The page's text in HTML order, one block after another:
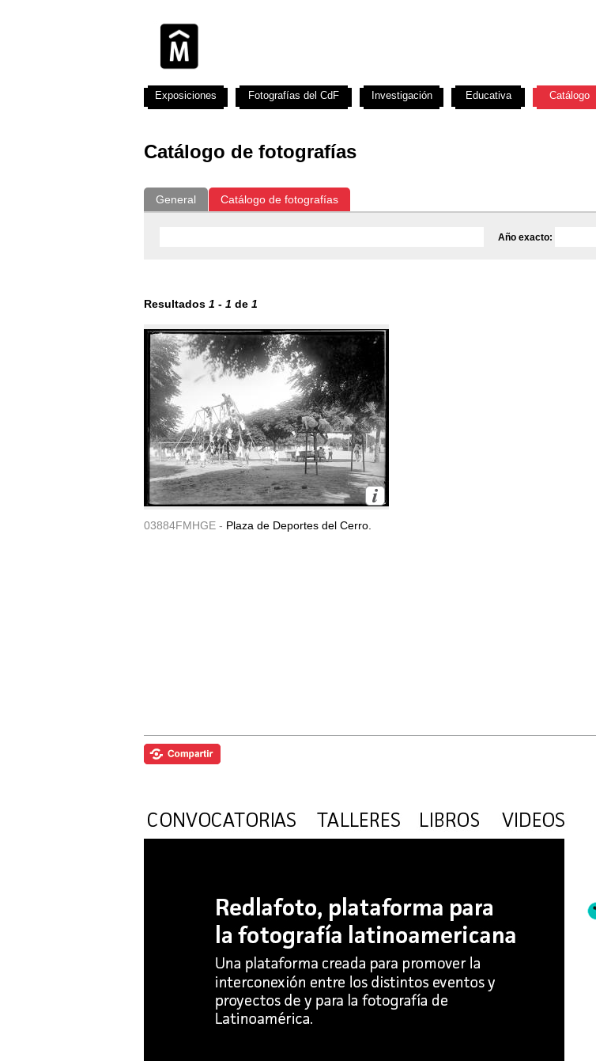
Catálogo de fotografías
General Catálogo de fotografías
Año exacto:
Resultados 1 - 1 de 1
03884FMHGE - Plaza de Deportes del Cerro.
Exposiciones Fotografías del CdF Investigación Educativa Catálogo